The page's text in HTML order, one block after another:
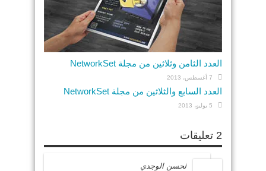
العدد الثامن وثلاثين من مجلة NetworkSet
7 أغسطس، 2013
العدد السابع والثلاثين من مجلة NetworkSet
5 يوليو، 2013
2 تعليقات
لحسن الوجدي